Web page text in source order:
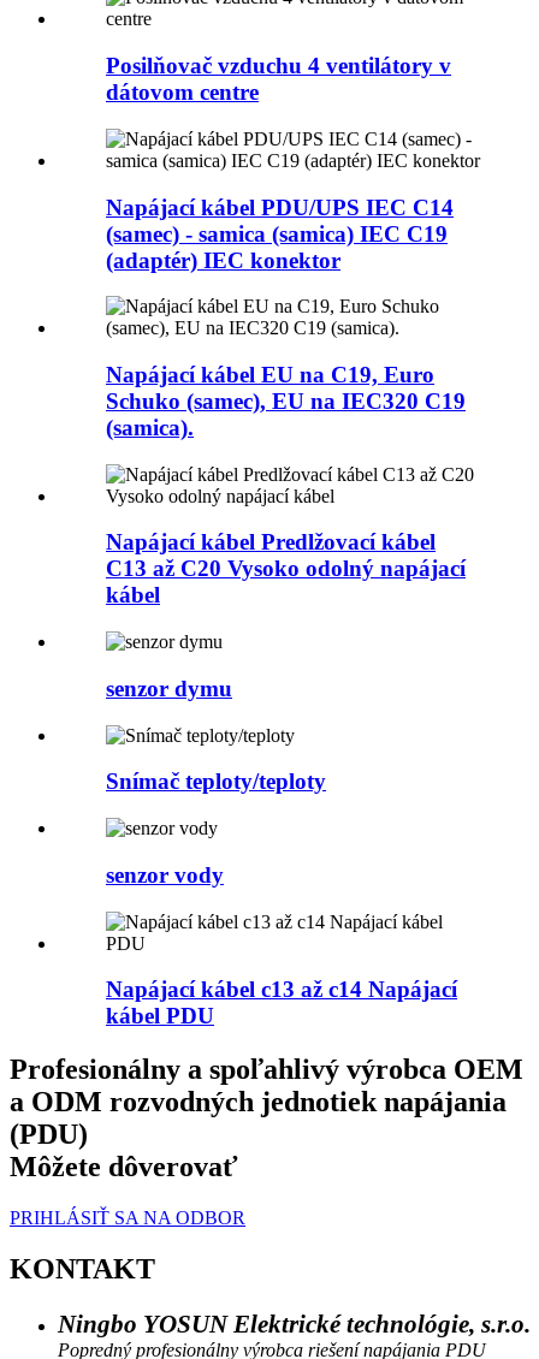
Posilňovač vzduchu 4 ventilátory v
dátovom centre
Napájací kábel PDU/UPS IEC C14
(samec) - samica (samica) IEC C19
(adaptér) IEC konektor
Napájací kábel EU na C19, Euro
Schuko (samec), EU na IEC320 C19
(samica).
Napájací kábel Predlžovací kábel
C13 až C20 Vysoko odolný napájací
kábel
senzor dymu
Snímač teploty/teploty
senzor vody
Napájací kábel c13 až c14 Napájací
kábel PDU
Profesionálny a spoľahlivý výrobca OEM
a ODM rozvodných jednotiek napájania
(PDU)
Môžete dôverovať
PRIHLÁSIŤ SA NA ODBOR
KONTAKT
Ningbo YOSUN Elektrické technológie, s.r.o.
Popredný profesionálny výrobca riešení napájania PDU